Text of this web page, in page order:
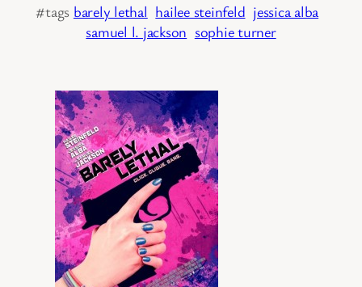
#tags barely lethal hailee steinfeld jessica alba
samuel l. jackson sophie turner